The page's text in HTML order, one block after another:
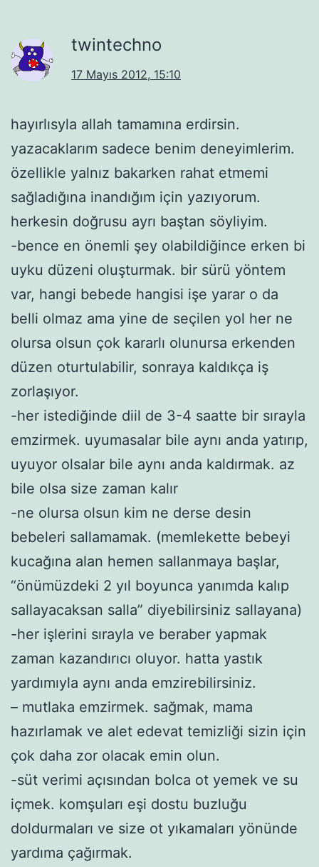
twintechno
17 Mayıs 2012, 15:10
hayırlısyla allah tamamına erdirsin.
yazacaklarım sadece benim deneyimlerim.
özellikle yalnız bakarken rahat etmemi
sağladığına inandığım için yazıyorum.
herkesin doğrusu ayrı baştan söyliyim.
-bence en önemli şey olabildiğince erken bi
uyku düzeni oluşturmak. bir sürü yöntem
var, hangi bebede hangisi işe yarar o da
belli olmaz ama yine de seçilen yol her ne
olursa olsun çok kararlı olunursa erkenden
düzen oturtulabilir, sonraya kaldıkça iş
zorlaşıyor.
-her istediğinde diil de 3-4 saatte bir sırayla
emzirmek. uyumasalar bile aynı anda yatırıp,
uyuyor olsalar bile aynı anda kaldırmak. az
bile olsa size zaman kalır
-ne olursa olsun kim ne derse desin
bebeleri sallamamak. (memlekette bebeyi
kucağına alan hemen sallanmaya başlar,
“önümüzdeki 2 yıl boyunca yanımda kalıp
sallayacaksan salla” diyebilirsiniz sallayana)
-her işlerini sırayla ve beraber yapmak
zaman kazandırıcı oluyor. hatta yastık
yardımıyla aynı anda emzirebilirsiniz.
– mutlaka emzirmek. sağmak, mama
hazırlamak ve alet edevat temizliği sizin için
çok daha zor olacak emin olun.
-süt verimi açısından bolca ot yemek ve su
içmek. komşuları eşi dostu buzluğu
doldurmaları ve size ot yıkamaları yönünde
yardıma çağırmak.